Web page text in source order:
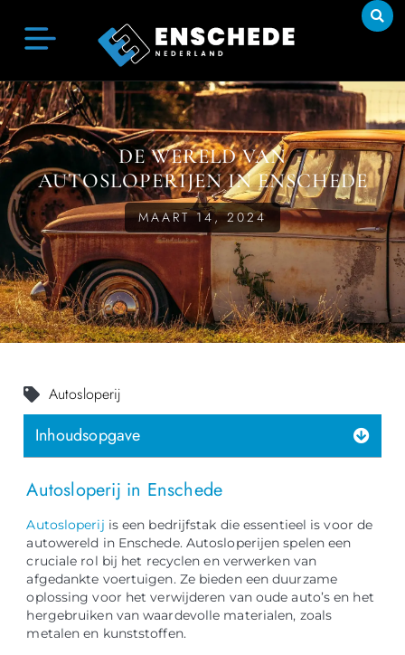
DE WERELD VAN
AUTOSLOPERIJEN IN ENSCHEDE
MAART 14, 2024
Autosloperij in Enschede
Autosloperij is een bedrijfstak die essentieel is voor de
autowereld in Enschede. Autosloperijen spelen een
cruciale rol bij het recyclen en verwerken van
afgedankte voertuigen. Ze bieden een duurzame
oplossing voor het verwijderen van oude auto’s en het
hergebruiken van waardevolle materialen, zoals
metalen en kunststoffen.
Autosloperij
Inhoudsopgave